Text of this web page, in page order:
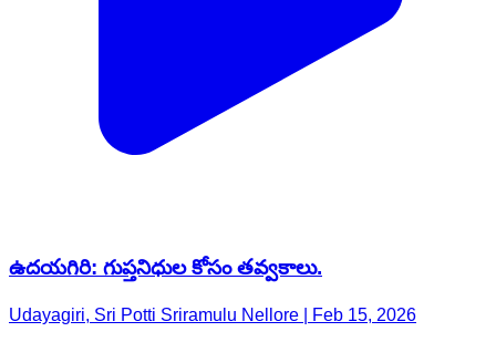
ఉదయగిరి: గుప్తనిధుల కోసం తవ్వకాలు.
Udayagiri, Sri Potti Sriramulu Nellore | Feb 15, 2026